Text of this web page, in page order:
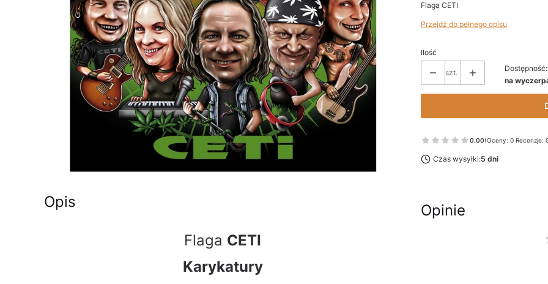
Flaga CETI
Przejdź do pełnego opisu
Ilość
szt.
Dostępność:
na
0.00(Oceny: 0 Recenzje:
Czas wysyłki:5 dni
Opis
Flaga CETI
Karykatury
Opinie